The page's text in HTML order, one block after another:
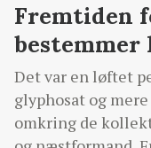
Fremtiden
Det var en løftet
glyphosat og
omkring de